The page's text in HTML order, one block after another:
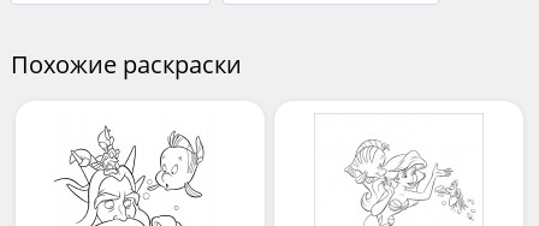
Похожие раскраски